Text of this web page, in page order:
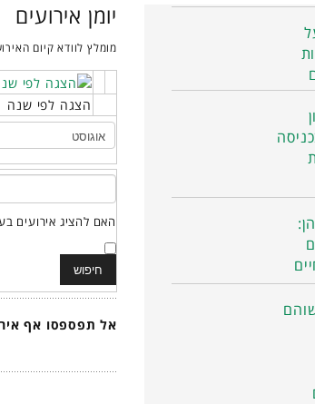
יומן אירועים
מומלץ לוודא קיום
הצגה לפי שנה
האם להציג אירועים
אל תפספסו אף